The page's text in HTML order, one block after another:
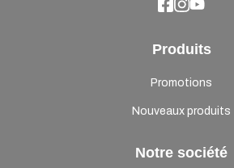
Produits
Promotions
Nouveaux produits
Notre société